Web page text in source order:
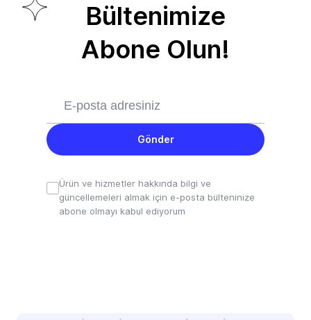
Bültenimize
Abone Olun!
Gönder
Ürün ve hizmetler hakkında bilgi ve
güncellemeleri almak için e-posta bülteninize
abone olmayı kabul ediyorum